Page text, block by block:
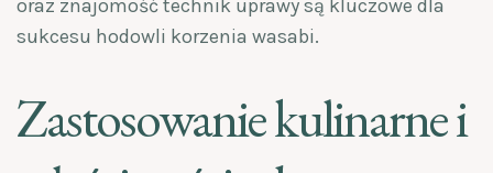
oraz znajomość technik uprawy są kluczowe dla
sukcesu hodowli korzenia wasabi.
Zastosowanie kulinarne i